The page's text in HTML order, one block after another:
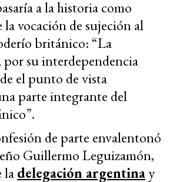
a la historia como
la vocación de sujeción al
británico: “La
su interdependencia
el punto de vista
parte integrante del
de parte envalentonó
Guillermo Leguizamón,
ladelegación argentinay